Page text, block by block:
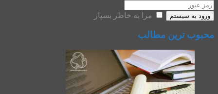
ورود به سیستم مرا به خاطر بسپار
محبوب ترین مطالب